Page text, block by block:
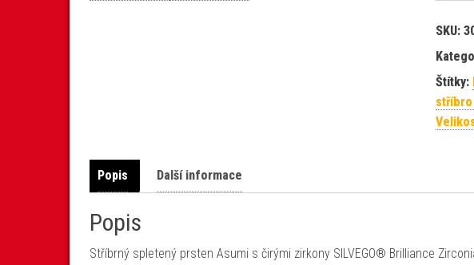
SKU:
Štítky:
Popis Další informace
Popis
Stříbrný spletený prsten Asumi s čirými zirkony SILVEGO® Brilliance